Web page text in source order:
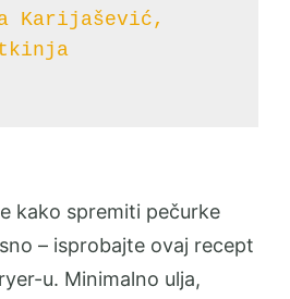
Karijašević,
kako spremiti pečurke
– isprobajte ovaj recept
u. Minimalno ulja,